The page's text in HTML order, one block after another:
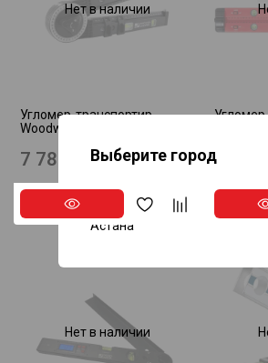
Выберите город
Алматы
Астана
Нет в наличии
Угломер-транспортир
Woodwork MSP-005
7 780 ₸
Угломер
15
Нет в наличии